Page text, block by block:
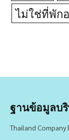
ไม่ใช่ที่พัก
ฐานข้อมูลบ
Thailand